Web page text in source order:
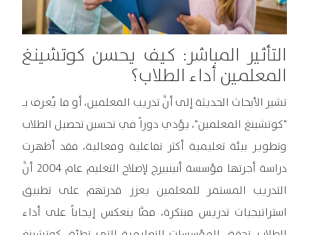
التأثير المباشر: كيف يحسن كوتشينغ
المعلمين أداء الطلاب؟
تشير الأبحاث الحديثة إلى أنَّ تدريب المعلمين، أو ما يُعرف بـ
"كوتشينغ المعلمين"، يؤدي دوراً في تحسين تحصيل الطلاب
وتطوير بيئة تعليمية أكثر تفاعلية وفعالية، فقد أظهرت
دراسة أجرتها مؤسسة أنينبيرج لإصلاح التعليم عام 2004 أنَّ
التدريب المستمر للمعلمين يعزز قدرتهم على تطبيق
استراتيجيات تدريس مبتكرة، ممَّا ينعكس إيجاباً على أداء